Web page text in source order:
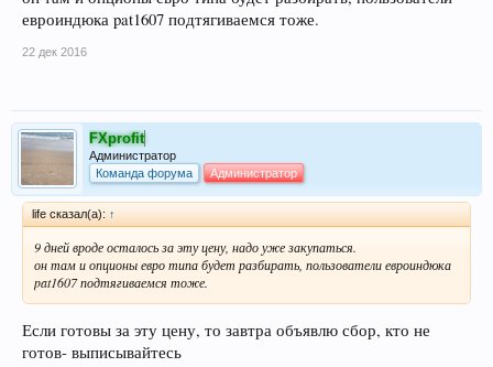
евроиндюка pat1607 подтягиваемся тоже.
22 дек 2016
FXprofit
Администратор
Команда форума
Администратор
life сказал(а): ↑
9 дней вроде осталось за эту цену, надо уже закупаться.
он там и опционы евро типа будет разбирать, пользователи евроиндюка
pat1607 подтягиваемся тоже.
Если готовы за эту цену, то завтра объявлю сбор, кто не
готов- выписывайтесь